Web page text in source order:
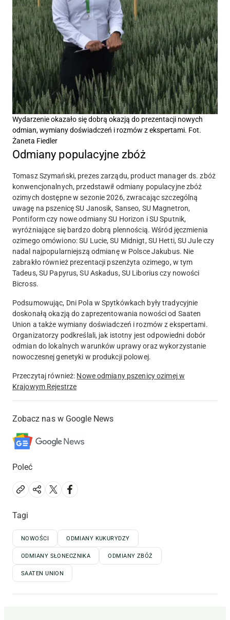
Wydarzenie okazało się dobrą okazją do prezentacji nowych
odmian, wymiany doświadczeń i rozmów z ekspertami. Fot.
Żaneta Fiedler
Odmiany populacyjne zbóż
Tomasz Szymański, prezes zarządu, product manager ds. zbóż
konwencjonalnych, przedstawił odmiany populacyjne zbóż
ozimych dostępne w sezonie 2026, zwracając szczególną
uwagę na pszenicę SU Janosik, Sanseo, SU Magnetron,
Pontiform czy nowe odmiany SU Horizon i SU Sputnik,
wyróżniające się bardzo dobrą plennością. Wśród jęczmienia
ozimego omówiono: SU Lucie, SU Midnigt, SU Hetti, SU Jule czy
nadal najpopularniejszą odmianę w Polsce Jakubus. Nie
zabrakło również prezentacji pszenżyta ozimego, w tym
Tadeus, SU Papyrus, SU Askadus, SU Liborius czy nowości
Bicross.
Podsumowując, Dni Pola w Spytkówkach były tradycyjnie
doskonałą okazją do zaprezentowania nowości od Saaten
Union a także wymiany doświadczeń i rozmów z ekspertami.
Organizatorzy podkreślali, jak istotny jest odpowiedni dobór
odmian do lokalnych warunków uprawy oraz wykorzystanie
nowoczesnej genetyki w produkcji polowej.
Przeczytaj również: Nowe odmiany pszenicy ozimej w
Krajowym Rejestrze
Zobacz nas w Google News
Poleć
Tagi
NOWOŚCI ODMIANY KUKURYDZY
ODMIANY SŁONECZNIKA ODMIANY ZBÓŻ
SAATEN UNION